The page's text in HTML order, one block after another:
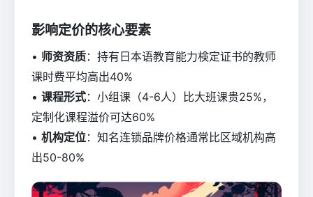
影响定价的核心要素
• 师资资质：持有日本语教育能力検定证书的教师
课时费平均高出40%
• 课程形式：小组课（4-6人）比大班课贵25%，
定制化课程溢价可达60%
• 机构定位：知名连锁品牌价格通常比区域机构高
出50-80%